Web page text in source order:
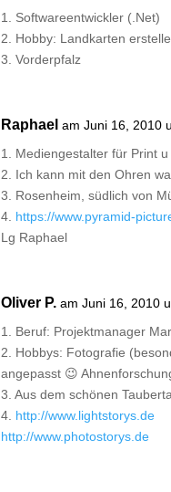
1. Softwareentwickler (.Net)
2. Hobby: Landkarten
3. Vorderpfalz
Raphael am Juni 16, 2010
1. Mediengestalter für Print
2. Ich kann mit den Ohren
3. Rosenheim, südlich von
4. https://www.pyramid-
Lg Raphael
Oliver P. am Juni 16, 2010
1. Beruf: Projektmanager
2. Hobbys: Fotografie
angepasst 😉
3. Aus dem schönen
4. http://www.lightstorys.de
http://www.photostorys.de